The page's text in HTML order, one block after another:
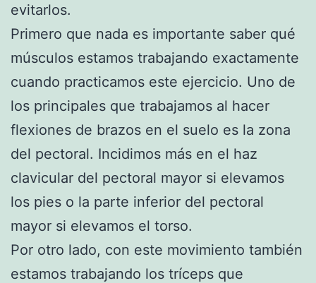
evitarlos.
Primero que nada es importante saber qué
músculos estamos trabajando exactamente
cuando practicamos este ejercicio. Uno de
los principales que trabajamos al hacer
flexiones de brazos en el suelo es la zona
del pectoral. Incidimos más en el haz
clavicular del pectoral mayor si elevamos
los pies o la parte inferior del pectoral
mayor si elevamos el torso.
Por otro lado, con este movimiento también
estamos trabajando los tríceps que